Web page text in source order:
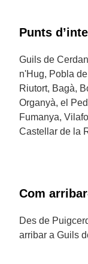
Punts
Guils de
n'Hug, Pobla
Riutort, Bagà,
Organyà, el
Fumanya,
Castellar de la
Com
Des de
arribar a Guils